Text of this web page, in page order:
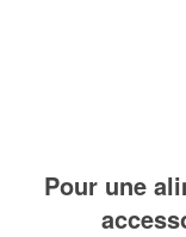
Pour une